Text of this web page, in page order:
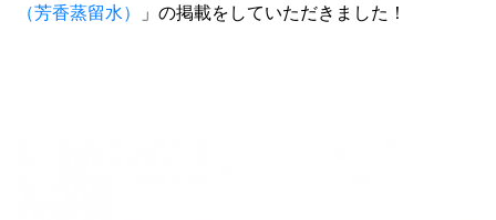
（芳香蒸留水）
」の掲載をしていただきました！